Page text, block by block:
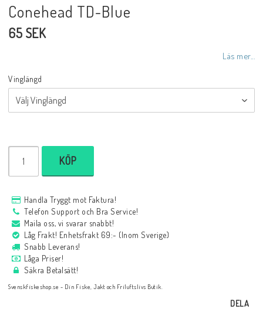
Conehead TD-Blue
65 SEK
Läs mer...
Vinglängd
KÖP
Handla Tryggt mot Faktura!
Telefon Support och Bra Service!
Maila oss, vi svarar snabbt!
Låg Frakt! Enhetsfrakt 69:- (Inom Sverige)
Snabb Leverans!
Låga Priser!
Säkra Betalsätt!
Svenskfiskeshop.se - Din Fiske, Jakt och Friluftslivs Butik.
DELA